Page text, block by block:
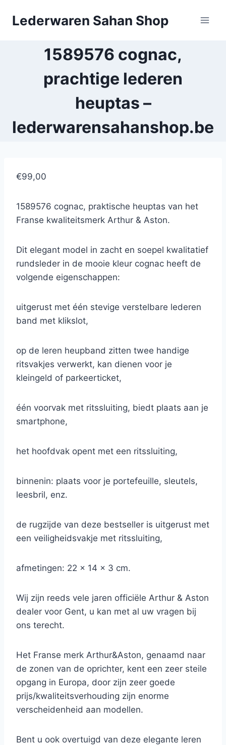
Lederwaren Sahan Shop
1589576 cognac,
prachtige lederen
heuptas –
lederwarensahanshop.be
€99,00
1589576 cognac, praktische heuptas van het
Franse kwaliteitsmerk Arthur & Aston.
Dit elegant model in zacht en soepel kwalitatief
rundsleder in de mooie kleur cognac heeft de
volgende eigenschappen:
uitgerust met één stevige verstelbare lederen
band met klikslot,
op de leren heupband zitten twee handige
ritsvakjes verwerkt, kan dienen voor je
kleingeld of parkeerticket,
één voorvak met ritssluiting, biedt plaats aan je
smartphone,
het hoofdvak opent met een ritssluiting,
binnenin: plaats voor je portefeuille, sleutels,
leesbril, enz.
de rugzijde van deze bestseller is uitgerust met
een veiligheidsvakje met ritssluiting,
afmetingen: 22 x 14 x 3 cm.
Wij zijn reeds vele jaren officiële Arthur & Aston
dealer voor Gent, u kan met al uw vragen bij
ons terecht.
Het Franse merk Arthur&Aston, genaamd naar
de zonen van de oprichter, kent een zeer steile
opgang in Europa, door zijn zeer goede
prijs/kwaliteitsverhouding zijn enorme
verscheidenheid aan modellen.
Bent u ook overtuigd van deze elegante leren